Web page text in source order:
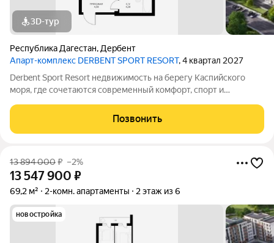
3D-тур
Республика Дагестан, Дербент
Апарт-комплекс DERBENT SPORT RESORT, 4 квартал 2027
Derbent Sport Resort недвижимость на берегу Каспийского
моря, где сочетаются современный комфорт, спорт и
учитывают все потребности современных
Позвонить
13 894 000₽ –2%
13 547 900 ₽
69,2 м² 2-комн. апартаменты 2 этаж из 6
новостройка